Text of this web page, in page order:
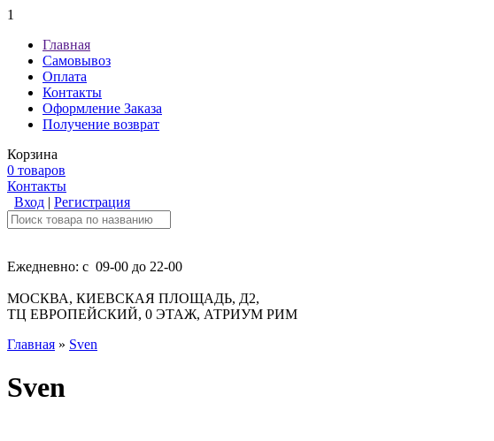
1
Главная
Самовывоз
Оплата
Контакты
Оформление Заказа
Получение возврат
Корзина
0 товаров
Контакты
Вход | Регистрация
Ежедневно: с 09-00 до 22-00
МОСКВА, КИЕВСКАЯ ПЛОЩАДЬ, Д2,
ТЦ ЕВРОПЕЙСКИЙ, 0 ЭТАЖ, АТРИУМ РИМ
Главная » Sven
Sven